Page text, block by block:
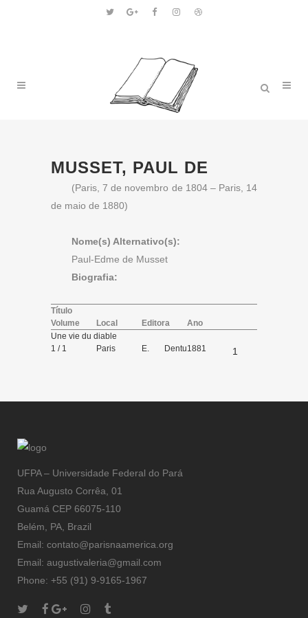
MUSSET, PAUL DE
(Paris, 7 de novembro de 1804 – Paris, 14
de maio de 1880)
Nome(s) Alternativo(s):
Paul-Edme de Musset
Biografia:
Título
Volume
Local Editora
Ano
Une vie du diable
1 / 1
Paris
E. Dentu1881 1
UFPA – Universidade Federal do Pará
Rua Augusto Corrêa, 01
Guamá CEP 66075-110
Belém, PA, Brazil
Email: contato@parisnaamerica.org
Email: augustivaleria@gmail.com
Phone: +55 (91) 9-9165-1967